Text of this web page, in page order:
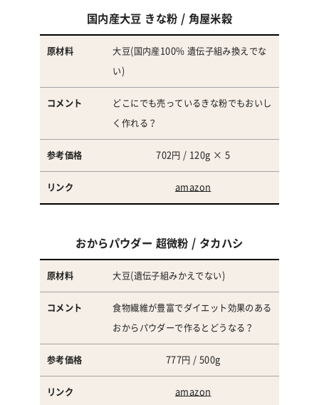
国内産大豆 きな粉 / 角屋米穀
大豆(国内産100% 遺伝子組み換えでな
い)
どこにでも売っているきな粉でもおいし
く作れる？
702円 / 120g × 5
amazon
おからパウダー 超微粉 / タカハシ
大豆(遺伝子組みかえでない)
食物繊維が豊富でダイエット効果のある
おからパウダーで作るとどうなる？
777円 / 500g
amazon